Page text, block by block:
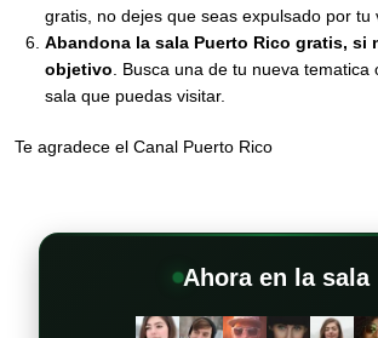
gratis, no dejes que seas expulsado por tu
Abandona la sala Puerto Rico gratis, si
objetivo . Busca una de tu nueva
sala que puedas visitar.
Te agradece el Canal Puerto Rico
Ahora en la sala